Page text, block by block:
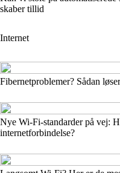
skaber tillid
Internet
Fibernetproblemer? Sådan
Nye Wi‑Fi‑standarder på vej:
internetforbindelse?